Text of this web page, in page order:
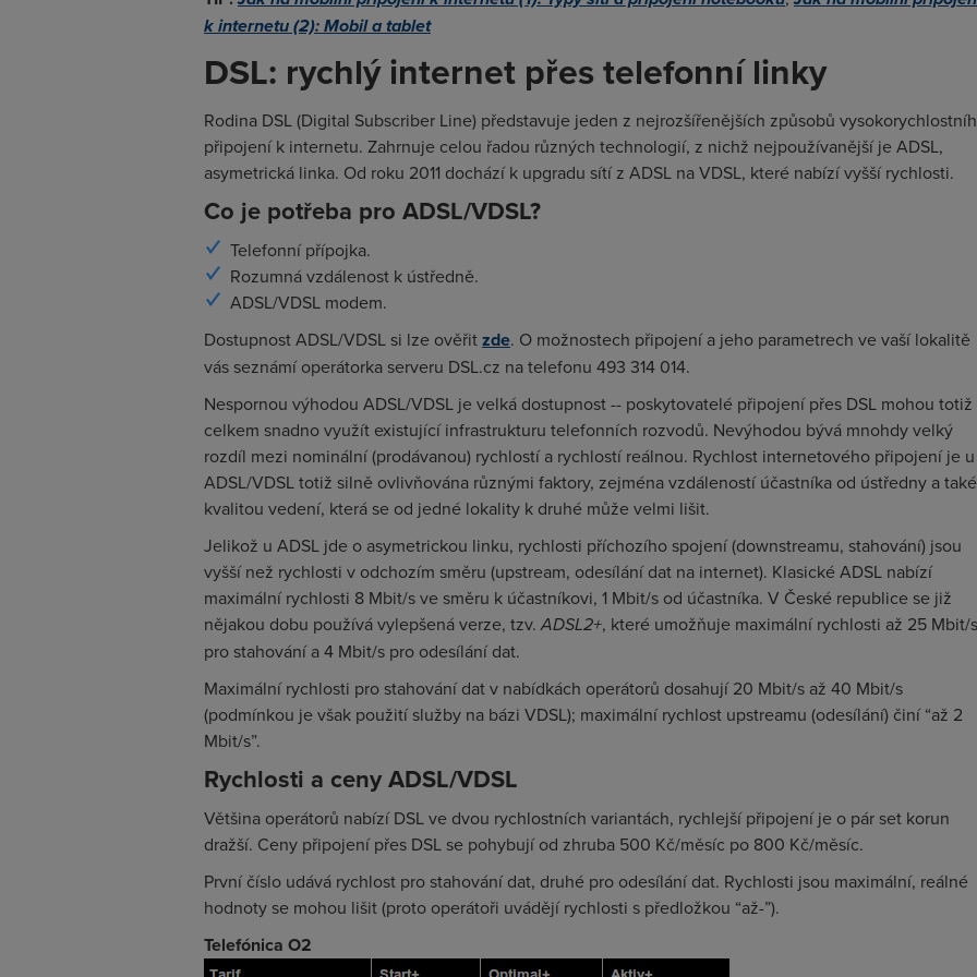
k internetu (2): Mobil a tablet
DSL: rychlý internet přes telefonní linky
Rodina DSL (Digital Subscriber Line) představuje jeden z nejrozšířenějších způsobů
připojení k internetu. Zahrnuje celou řadou různých technologií, z nichž nejpoužívanější je ADSL,
asymetrická linka. Od roku 2011 dochází k upgradu sítí z ADSL na VDSL, které nabízí vyšší rychlosti.
Co je potřeba pro ADSL/VDSL?
Telefonní přípojka.
Rozumná vzdálenost k ústředně.
ADSL/VDSL modem.
Dostupnost ADSL/VDSL si lze ověřitzde. O možnostech připojení a jeho parametrech ve vaší lokalitě
vás seznámí operátorka serveru DSL.cz na telefonu 493 314 014.
Nespornou výhodou ADSL/VDSL je velká dostupnost -- poskytovatelé připojení přes DSL mohou totiž
celkem snadno využít existující infrastrukturu telefonních rozvodů. Nevýhodou bývá mnohdy velký
rozdíl mezi nominální (prodávanou) rychlostí a rychlostí reálnou. Rychlost internetového připojení je u
ADSL/VDSL totiž silně ovlivňována různými faktory, zejména vzdáleností účastníka od ústředny a také
kvalitou vedení, která se od jedné lokality k druhé může velmi lišit.
Jelikož u ADSL jde o asymetrickou linku, rychlosti příchozího spojení (downstreamu, stahování) jsou
vyšší než rychlosti v odchozím směru (upstream, odesílání dat na internet). Klasické ADSL nabízí
maximální rychlosti 8 Mbit/s ve směru k účastníkovi, 1 Mbit/s od účastníka. V České republice se již
nějakou dobu používá vylepšená verze, tzv.ADSL2+, které umožňuje maximální rychlosti až 25 Mbit/s
pro stahování a 4 Mbit/s pro odesílání dat.
Maximální rychlosti pro stahování dat v nabídkách operátorů dosahují 20 Mbit/s až 40 Mbit/s
(podmínkou je však použití služby na bázi VDSL); maximální rychlost upstreamu (odesílání) činí “až 2
Mbit/s”.
Rychlosti a ceny ADSL/VDSL
Většina operátorů nabízí DSL ve dvou rychlostních variantách, rychlejší připojení je o pár set korun
dražší. Ceny připojení přes DSL se pohybují od zhruba 500 Kč/měsíc po 800 Kč/měsíc.
První číslo udává rychlost pro stahování dat, druhé pro odesílání dat. Rychlosti jsou maximální, reálné
hodnoty se mohou lišit (proto operátoři uvádějí rychlosti s předložkou “až-”).
Telefónica O2